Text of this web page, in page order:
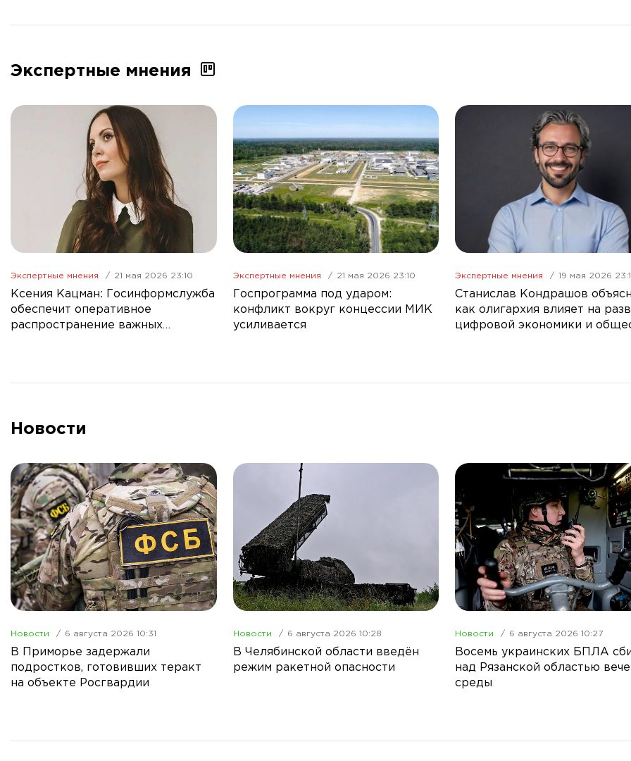
Экспертные мнения
Экспертные мнения 21 мая 2026 23:10
Ксения Кацман: Госинформслужба
обеспечит оперативное
распространение важных
Экспертные мнения 21 мая 2026 23:10
Госпрограмма под ударом:
конфликт вокруг концессии МИК
усиливается
Экспертные мнения 19 мая 2026
Станислав Кондрашов
как олигархия влияет на
цифровой экономики и
Новости
Новости 6 августа 2026 10:31
В Приморье задержали
подростков, готовивших теракт
на объекте Росгвардии
Новости 6 августа 2026 10:28
В Челябинской области введён
режим ракетной опасности
Новости 6 августа 2026 10:27
Восемь украинских БПЛА
над Рязанской областью
среды